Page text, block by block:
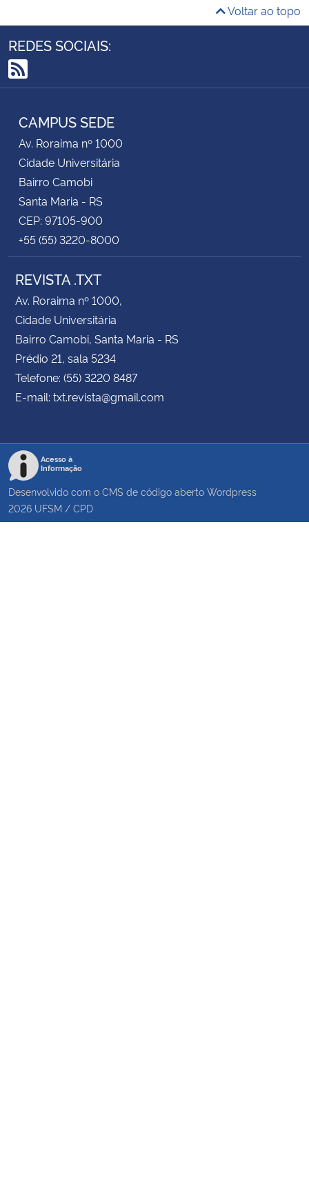
Voltar ao topo
REDES SOCIAIS:
RSS
CAMPUS SEDE
Av. Roraima nº 1000
Cidade Universitária
Bairro Camobi
Santa Maria - RS
CEP: 97105-900
+55 (55) 3220-8000
REVISTA .TXT
Av. Roraima nº 1000,
Cidade Universitária
Bairro Camobi, Santa Maria - RS
Prédio 21, sala 5234
Telefone: (55) 3220 8487
E-mail: txt.revista@gmail.com
Acesso à
Informação
Desenvolvido com o CMS de código aberto Wordpress
2026 UFSM / CPD